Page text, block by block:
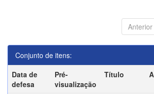
Anterior
Conjunto de itens:
Data de
defesa
Pré-
visualização
Título